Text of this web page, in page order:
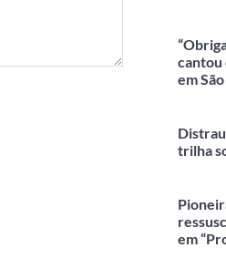
cantou
em
trilha
em